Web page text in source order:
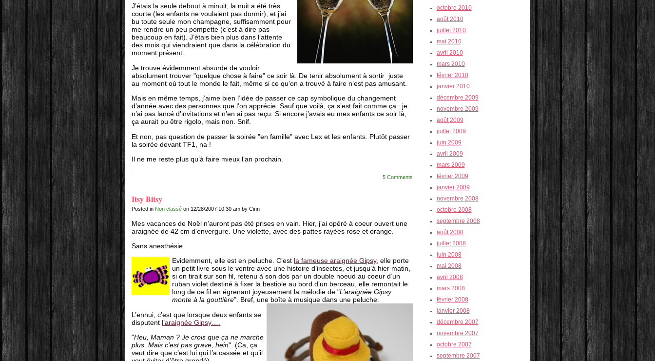
J’étais la seule debout à minuit, la nuit a été très
courte (les enfants ne voulaient pas dormir), et j’ai
bu toute seule mon champagne, suffisamment pour
me rendre un peu pompette (c’est à dire pas
beaucoup en fait). J’étais bien plus dans l’attente
des mois qui viendraient que dans la célébration du
moment présent.
Je trouve évidemment absurde de vouloir
absolument trouver "quelque chose à faire" ce soir là. De tenir absolument à sortir juste
au moment où tout le monde le fait, même si ce qu’on a trouvé à faire n’est pas amusant.
Mais en même temps, j’aime bien l’idée de passer ce cap symbolique du changement
d’année avec des personnes que l’on apprécie. Sauf que voilà, ça s’est fait comme ça : je
n’ai pas lancé d’invitations et n’en ai pas reçu. Si encore j’avais eu mes enfants ce soir là,
ça aurait pu être rigolo, mais non. Snif.
Et non, pas question de passer la soirée "en famille" avec Lex et les enfants. Plutôt passer
la soirée devant TF1, na !
Il ne me reste plus qu’à faire mieux l’an prochain.
5 Comments
Itsy Bitsy
Posted in Non classé on 12/28/2007 10:30 am by Cinn
Mes vacances de Noël n’auront pas été prises en vain. Hier, j’ai opéré à coeur ouvert une
araignée de 42 cm d’envergure. Une violette, avec des pattes rayées rose et orange.
Sans anesthésie.
Evidemment, elle est en peluche. C’est la fameuse araignée Gipsy, elle porte
un petit livre sous le ventre avec une histoire d’insectes, et jusqu’à hier matin,
si on tirait sur son fil, retenu à son dos par un double noeud au coeur d’un
ruban violet destiné à fixer la bestiole au bord d’un berceau, elle remontait le
long de ce fil en égrenant joyeusement la mélodie de "L’araignée Gipsy
monte à la gouttière". Bref, une boîte à musique dans une peluche.
L’ennui, c’est que lorsque deux enfants se
disputent l’araignée Gipsy….
"Heu, Maman ? Je crois que ça ne marche
plus. Mais c’est pas grave, hein". (Ca, ça
veut dire que c’est lui qui l’a cassée et qu’il
octobre 2010
août 2010
juillet 2010
mai 2010
avril 2010
mars 2010
février 2010
janvier 2010
décembre 2009
novembre 2009
août 2009
juillet 2009
juin 2009
avril 2009
mars 2009
février 2009
janvier 2009
novembre 2008
octobre 2008
septembre 2008
août 2008
juillet 2008
juin 2008
mai 2008
avril 2008
mars 2008
février 2008
janvier 2008
décembre 2007
novembre 2007
octobre 2007
septembre 2007